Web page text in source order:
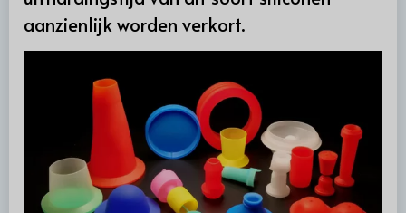
aanzienlijk worden verkort.